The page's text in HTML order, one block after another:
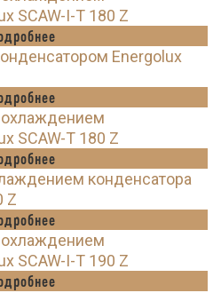
SCAW-I-T 180 Z
Energolux
SCAW-T 180 Z
конденсатора
Z
SCAW-I-T 190 Z